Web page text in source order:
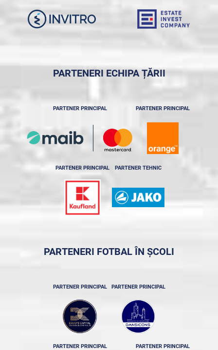
PARTENERI ECHIPA ȚĂRII
PARTENER PRINCIPAL PARTENER PRINCIPAL
PARTENER PRINCIPAL PARTENER TEHNIC
PARTENERI FOTBAL ÎN ȘCOLI
PARTENER PRINCIPAL PARTENER PRINCIPAL
PARTENER PRINCIPAL PARTENER PRINCIPAL